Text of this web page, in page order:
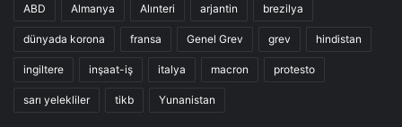
ABD Almanya Alınteri arjantin brezilya
dünyada korona fransa Genel Grev grev hindistan
ingiltere inşaat-iş italya macron protesto
sarı yelekliler tikb Yunanistan